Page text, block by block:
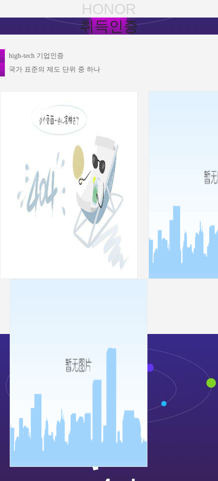
HONOR
취득인증
high-tech 기업인증
국가 표준의 제도 단위 중 하나
지적재산권 관리체계 인증서